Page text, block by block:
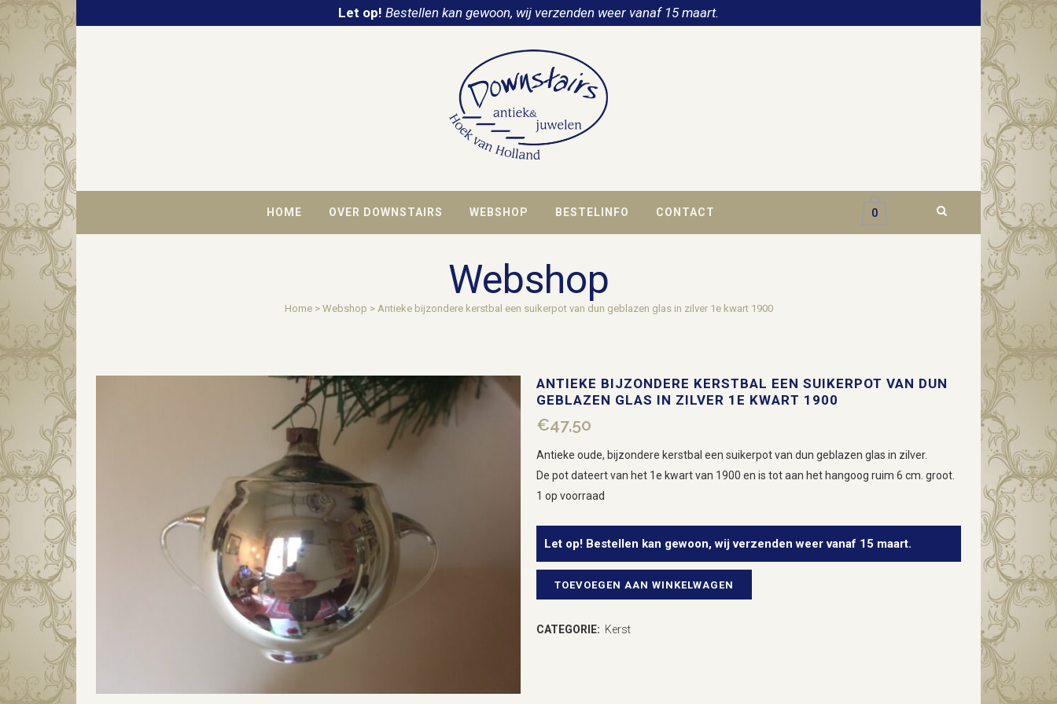
Let op! Bestellen kan gewoon, wij verzenden weer vanaf 15 maart.
HOME OVER DOWNSTAIRS WEBSHOP BESTELINFO CONTACT 0
Webshop
Home> Webshop > Antieke bijzondere kerstbal een suikerpot van dun geblazen glas in zilver 1e kwart 1900
ANTIEKE BIJZONDERE KERSTBAL EEN SUIKERPOT VAN DUN
GEBLAZEN GLAS IN ZILVER 1E KWART 1900
€47,50
Antieke oude, bijzondere kerstbal een suikerpot van dun geblazen glas in zilver.
De pot dateert van het 1e kwart van 1900 en is tot aan het hangoog ruim 6 cm. groot.
1 op voorraad
Let op! Bestellen kan gewoon, wij verzenden weer vanaf 15 maart.
Antieke
TOEVOEGEN AAN WINKELWAGEN
CATEGORIE: Kerst